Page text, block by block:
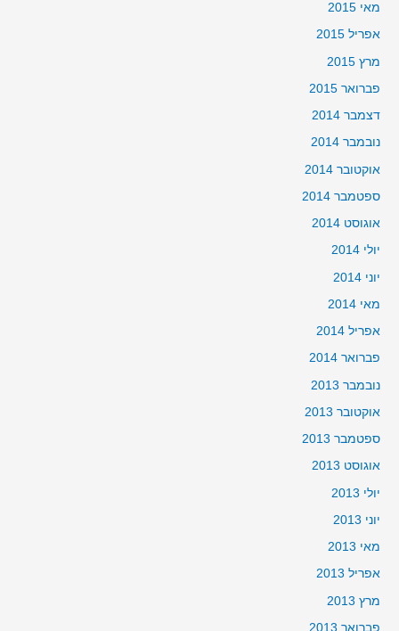
מאי 2015
אפריל 2015
מרץ 2015
פברואר 2015
דצמבר 2014
נובמבר 2014
אוקטובר 2014
ספטמבר 2014
אוגוסט 2014
יולי 2014
יוני 2014
מאי 2014
אפריל 2014
פברואר 2014
נובמבר 2013
אוקטובר 2013
ספטמבר 2013
אוגוסט 2013
יולי 2013
יוני 2013
מאי 2013
אפריל 2013
מרץ 2013
פברואר 2013